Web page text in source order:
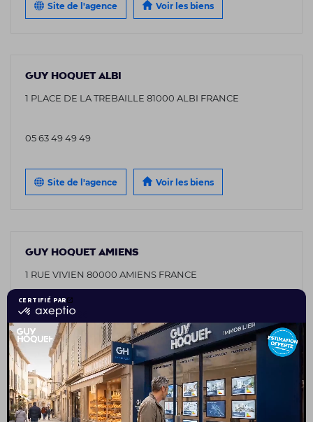
Site de l'agence Voir les biens
GUY HOQUET ALBI
1 PLACE DE LA TREBAILLE 81000 ALBI FRANCE
05 63 49 49 49
Site de l'agence Voir les biens
GUY HOQUET AMIENS
1 RUE VIVIEN 80000 AMIENS FRANCE
03 75 08 95 26
Site de l'agence Voir les biens